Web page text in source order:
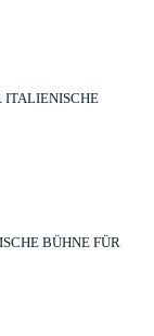
ITALIENISCHE
BÜHNE FÜR